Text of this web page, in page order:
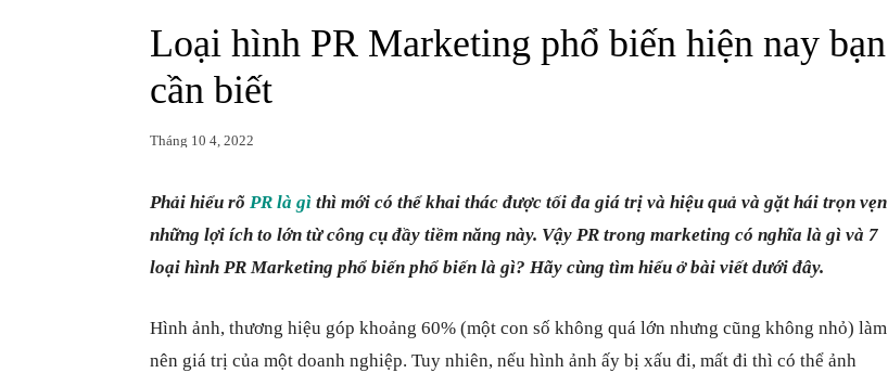
Loại hình PR Marketing phổ biến hiện nay bạn
cần biết
Tháng 10 4, 2022
Phải hiểu rõ PR là gì thì mới có thể khai thác được tối đa giá trị và hiệu quả và gặt hái trọn vẹn
những lợi ích to lớn từ công cụ đầy tiềm năng này. Vậy PR trong marketing có nghĩa là gì và 7
loại hình PR Marketing phổ biến phổ biến là gì? Hãy cùng tìm hiểu ở bài viết dưới đây.
Hình ảnh, thương hiệu góp khoảng 60% (một con số không quá lớn nhưng cũng không nhỏ) làm
nên giá trị của một doanh nghiệp. Tuy nhiên, nếu hình ảnh ấy bị xấu đi, mất đi thì có thể ảnh